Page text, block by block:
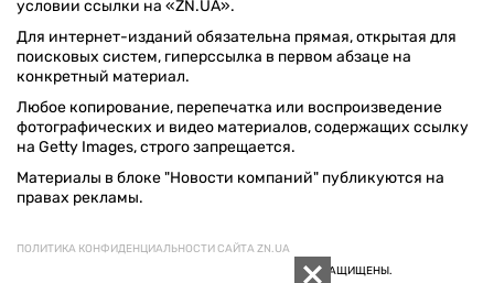
условии ссылки на «ZN.UA».
Для интернет-изданий обязательна прямая, открытая для
поисковых систем, гиперссылка в первом абзаце на
конкретный материал.
Любое копирование, перепечатка или воспроизведение
фотографических и видео материалов, содержащих ссылку
на Getty Images, строго запрещается.
Материалы в блоке "Новости компаний" публикуются на
правах рекламы.
ПОЛИТИКА КОНФИДЕНЦИАЛЬНОСТИ САЙТА ZN.UA
© 1994–2026 «ЗЕРКАЛО НЕДЕЛИ. УКРАИНА». ВСЕ ПРАВА ЗАЩИЩЕНЫ.